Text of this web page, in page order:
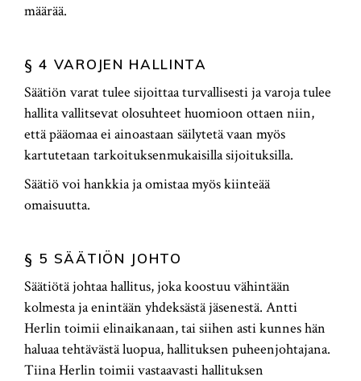
määrää.
§ 4 VAROJEN HALLINTA
Säätiön varat tulee sijoittaa turvallisesti ja varoja tulee
hallita vallitsevat olosuhteet huomioon ottaen niin,
että pääomaa ei ainoastaan säilytetä vaan myös
kartutetaan tarkoituksenmukaisilla sijoituksilla.
Säätiö voi hankkia ja omistaa myös kiinteää
omaisuutta.
§ 5 SÄÄTIÖN JOHTO
Säätiötä johtaa hallitus, joka koostuu vähintään
kolmesta ja enintään yhdeksästä jäsenestä. Antti
Herlin toimii elinaikanaan, tai siihen asti kunnes hän
haluaa tehtävästä luopua, hallituksen puheenjohtajana.
Tiina Herlin toimii vastaavasti hallituksen